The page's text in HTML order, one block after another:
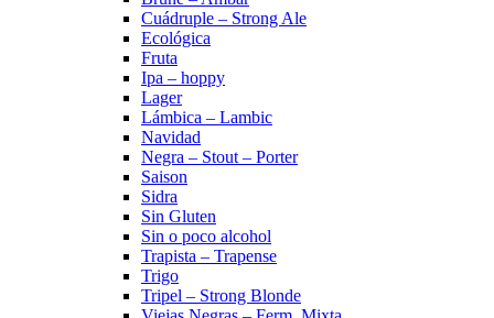
Cuádruple – Strong Ale
Ecológica
Fruta
Ipa – hoppy
Lager
Lámbica – Lambic
Navidad
Negra – Stout – Porter
Saison
Sidra
Sin Gluten
Sin o poco alcohol
Trapista – Trapense
Trigo
Tripel – Strong Blonde